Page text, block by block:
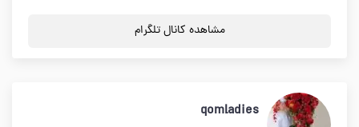
مشاهده کانال تلگرام
qomladies